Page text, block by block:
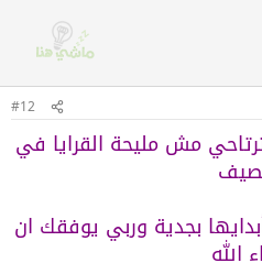
#12
مش مليحة القرايا في
بجدية وربي يوفقك ان
الله